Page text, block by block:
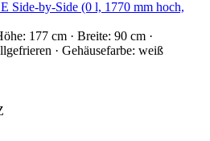
Side-by-Side (0 l, 1770 mm hoch,
177 cm · Breite: 90 cm ·
· Gehäusefarbe: weiß